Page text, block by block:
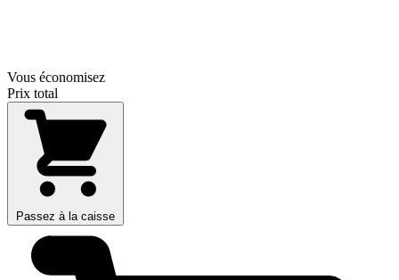
Vous économisez
Prix total
Passez à la caisse